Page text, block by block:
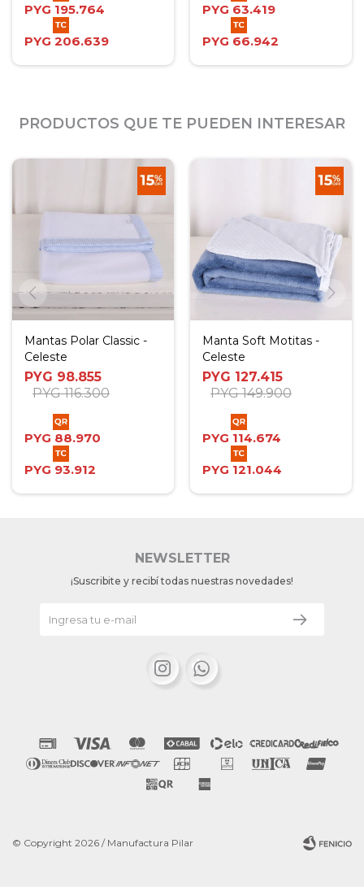
PYG 195.764
PYG 206.639
PYG 63.419
PYG 66.942
PRODUCTOS QUE TE PUEDEN INTERESAR
Mantas Polar Classic -
Celeste
PYG 98.855
PYG 116.300
PYG 88.970
PYG 93.912
Manta Soft Motitas -
Celeste
PYG 127.415
PYG 149.900
PYG 114.674
PYG 121.044
NEWSLETTER
¡Suscribite y recibí todas nuestras novedades!
 
© Copyright 2026 / Manufactura Pilar